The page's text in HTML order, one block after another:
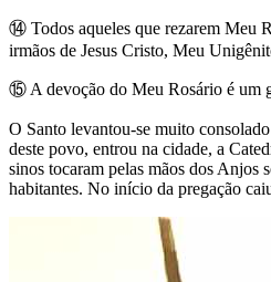
⑭ Todos aqueles que rezarem Meu
irmãos de Jesus Cristo, Meu
⑮ A devoção do Meu Rosário é um
O Santo levantou-se muito
deste povo, entrou na cidade, a
sinos tocaram pelas mãos dos Anjos
habitantes. No início da pregação